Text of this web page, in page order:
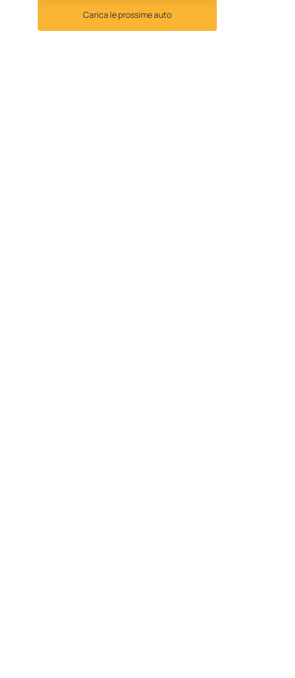
Carica le prossime auto